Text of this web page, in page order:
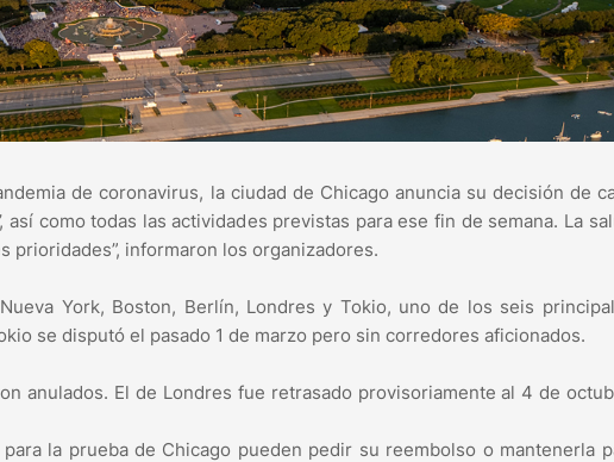
de coronavirus, la ciudad de Chicago anuncia su decisión de
así como todas las actividades previstas para ese fin de semana. La
prioridades”, informaron los organizadores.
York, Boston, Berlín, Londres y Tokio, uno de los seis
se disputó el pasado 1 de marzo pero sin corredores aficionados.
anulados. El de Londres fue retrasado provisoriamente al 4 de
la prueba de Chicago pueden pedir su reembolso o mantenerla